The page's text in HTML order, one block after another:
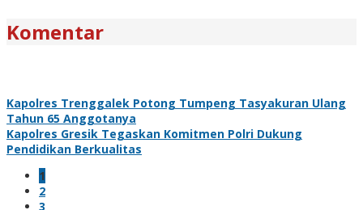
Komentar
Kapolres Trenggalek Potong Tumpeng Tasyakuran Ulang
Tahun 65 Anggotanya
Kapolres Gresik Tegaskan Komitmen Polri Dukung
Pendidikan Berkualitas
1
2
3